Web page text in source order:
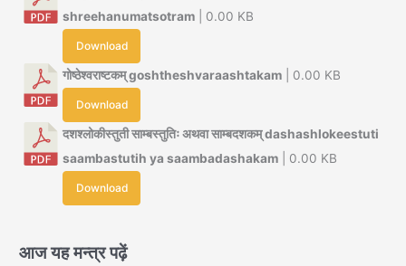
shreehanumatsotram | 0.00 KB
Download
गोष्ठेश्वराष्टकम् goshtheshvaraashtakam | 0.00 KB
Download
दशश्लोकीस्तुती साम्बस्तुतिः अथवा साम्बदशकम् dashashlokeestuti
saambastutih ya saambadashakam | 0.00 KB
Download
आज यह मन्त्र पढ़ें